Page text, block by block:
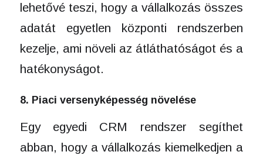
lehetővé teszi, hogy a vállalkozás összes
adatát egyetlen központi rendszerben
kezelje, ami növeli az átláthatóságot és a
hatékonyságot.
8. Piaci versenyképesség növelése
Egy egyedi CRM rendszer segíthet
abban, hogy a vállalkozás kiemelkedjen a